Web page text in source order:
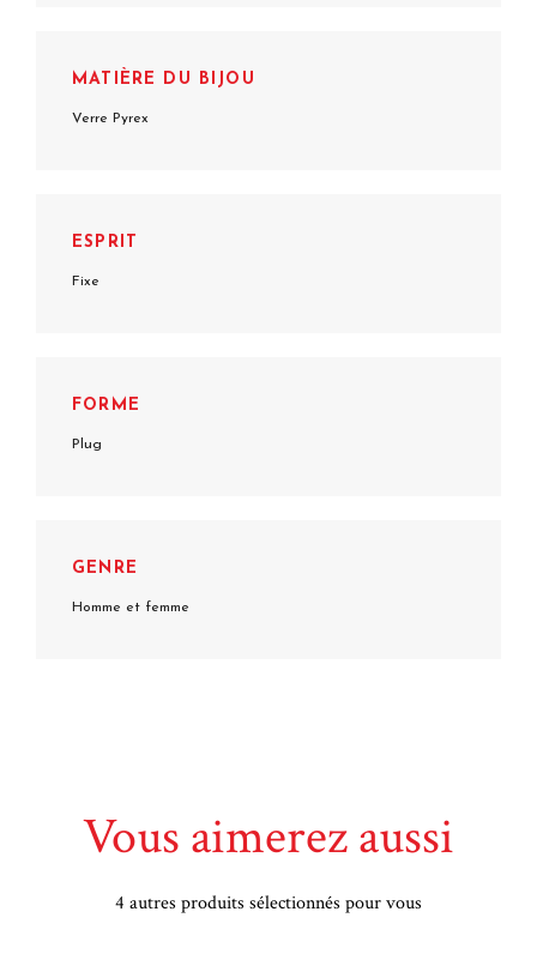
MATIÈRE DU BIJOU
Verre Pyrex
ESPRIT
Fixe
FORME
Plug
GENRE
Homme et femme
Vous aimerez aussi
4 autres produits sélectionnés pour vous